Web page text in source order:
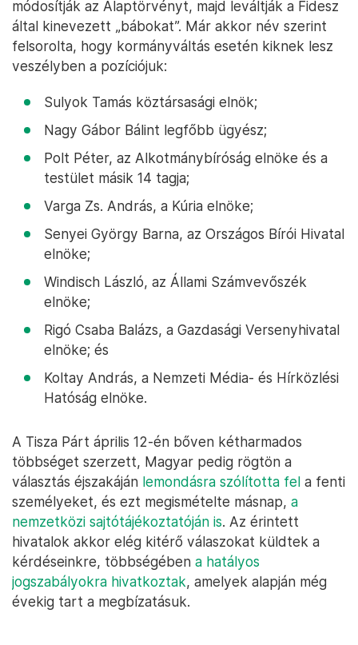
módosítják az Alaptörvényt, majd leváltják a Fidesz
által kinevezett „bábokat”. Már akkor név szerint
felsorolta, hogy kormányváltás esetén kiknek lesz
veszélyben a pozíciójuk:
Sulyok Tamás köztársasági elnök;
Nagy Gábor Bálint legfőbb ügyész;
Polt Péter, az Alkotmánybíróság elnöke és a
testület másik 14 tagja;
Varga Zs. András, a Kúria elnöke;
Senyei György Barna, az Országos Bírói Hivatal
elnöke;
Windisch László, az Állami Számvevőszék
elnöke;
Rigó Csaba Balázs, a Gazdasági Versenyhivatal
elnöke; és
Koltay András, a Nemzeti Média- és Hírközlési
Hatóság elnöke.
A Tisza Párt április 12-én bőven kétharmados
többséget szerzett, Magyar pedig rögtön a
választás éjszakáján lemondásra szólította fel a fenti
személyeket, és ezt megismételte másnap, a
nemzetközi sajtótájékoztatóján is. Az érintett
hivatalok akkor elég kitérő válaszokat küldtek a
kérdéseinkre, többségében a hatályos
jogszabályokra hivatkoztak, amelyek alapján még
évekig tart a megbízatásuk.